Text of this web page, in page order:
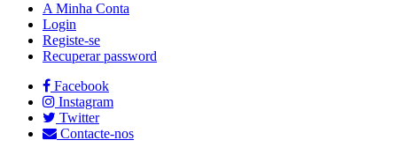
A Minha Conta
Login
Registe-se
Recuperar password
Facebook
Instagram
Twitter
Contacte-nos